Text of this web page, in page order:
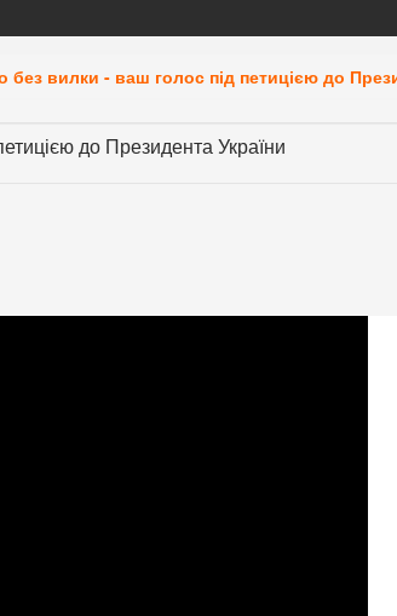
без вилки - ваш голос під петицією до
до Президента України